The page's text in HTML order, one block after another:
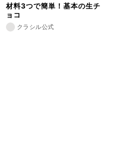
材料3つで簡単！基本の生チ
ョコ
クラシル公式